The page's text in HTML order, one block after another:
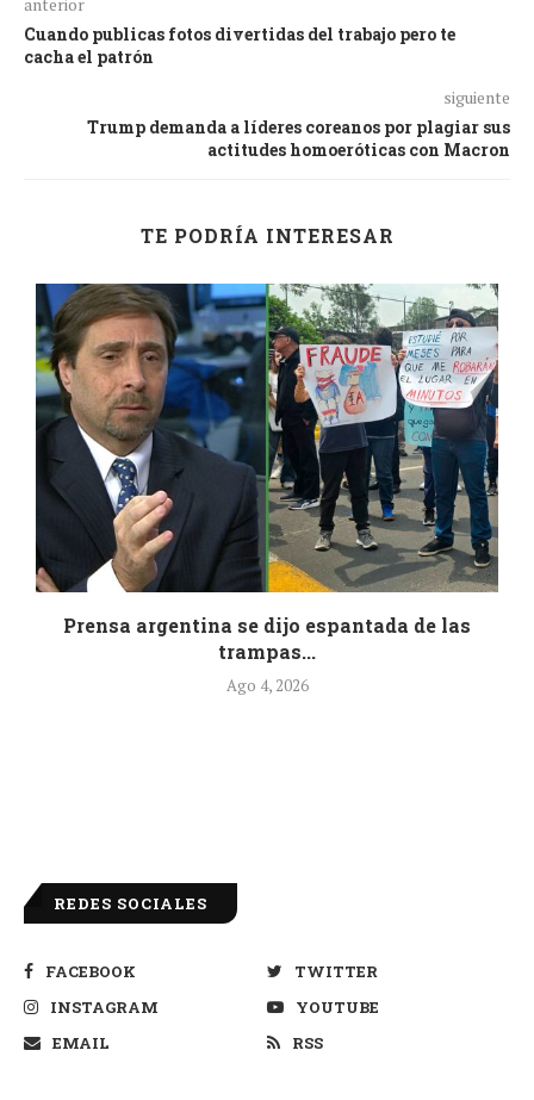
Cuando publicas fotos divertidas del trabajo pero te
cacha el patrón
siguiente
Trump demanda a líderes coreanos por plagiar sus
actitudes homoeróticas con Macron
TE PODRÍA INTERESAR
Prensa argentina se dijo espantada de las
trampas...
Ago 4, 2026
REDES SOCIALES
FACEBOOK
TWITTER
INSTAGRAM
YOUTUBE
EMAIL
RSS